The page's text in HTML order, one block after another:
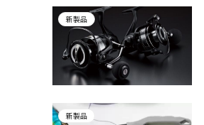
新製品
新製品